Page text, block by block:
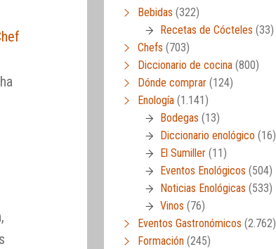
Bebidas (322)
Recetas de Cócteles (33)
Chefs (703)
Diccionario de cocina (800)
Dónde comprar (124)
Enología (1.141)
Bodegas (13)
Diccionario enológico (16)
El Sumiller (11)
Eventos Enológicos (504)
Noticias Enológicas (533)
Vinos (76)
Eventos Gastronómicos (2.762)
Formación (245)